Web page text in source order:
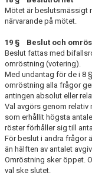
Mötet är beslutsmässigt
närvarande på mötet.
19 § Beslut och
Beslut fattas med
omröstning (votering).
Med undantag för de i 8
omröst­ning alla frågor
antingen absolut eller
Val avgörs genom relativ
som er­hållit högsta
röster förhåller sig till
För beslut i andra frågor
än hälften av antalet
Omröstning sker öppet.
val ske slu­tet.